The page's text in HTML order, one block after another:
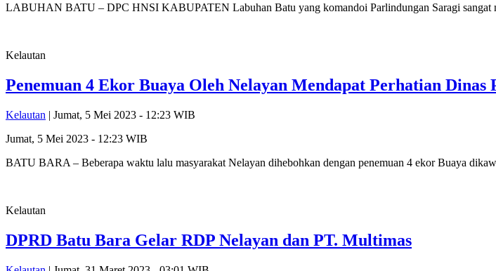
LABUHAN BATU – DPC HNSI KABUPATEN Labuhan Batu yang komandoi Parlindungan Saragi sangat
Kelautan
Penemuan 4 Ekor Buaya Oleh Nelayan Mendapat Perhatian Dinas
Kelautan | Jumat, 5 Mei 2023 - 12:23 WIB
Jumat, 5 Mei 2023 - 12:23 WIB
BATU BARA – Beberapa waktu lalu masyarakat Nelayan dihebohkan dengan penemuan 4 ekor Buaya
Kelautan
DPRD Batu Bara Gelar RDP Nelayan dan PT. Multimas